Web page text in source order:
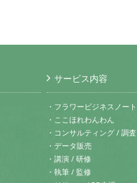
サービス内容
・フラワービジネスノート
・ここほれわんわん
・コンサルティング / 調査
・データ販売
・講演 / 研修
・執筆 / 監修